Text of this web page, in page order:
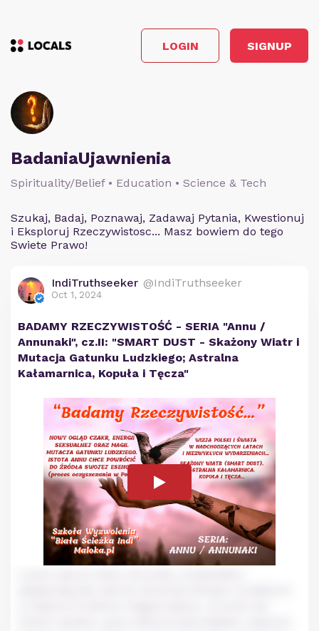
LOGIN SIGNUP
BadaniaUjawnienia
Spirituality/Belief • Education • Science & Tech
Szukaj, Badaj, Poznawaj, Zadawaj Pytania, Kwestionuj
i Eksploruj Rzeczywistosc... Masz bowiem do tego
Swiete Prawo!
IndiTruthseeker @IndiTruthseeker
Oct 1, 2024
BADAMY RZECZYWISTOŚĆ - SERIA "Annu /
Annunaki", cz.II: "SMART DUST - Skażony Wiatr i
Mutacja Gatunku Ludzkiego; Astralna
Kałamarnica, Kopuła i Tęcza"